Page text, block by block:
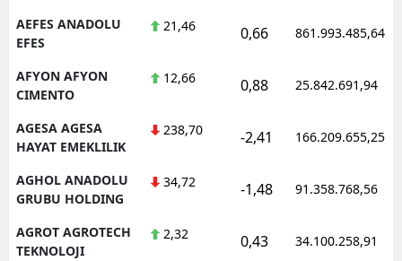
AEFES ANADOLU
EFES
21,46 0,66 861.993.485,64
AFYON AFYON
CIMENTO
12,66 0,88 25.842.691,94
AGESA AGESA
HAYAT EMEKLILIK
238,70 -2,41 166.209.655,25
AGHOL ANADOLU
GRUBU HOLDING
34,72 -1,48 91.358.768,56
AGROT AGROTECH
TEKNOLOJI
2,32 0,43 34.100.258,91